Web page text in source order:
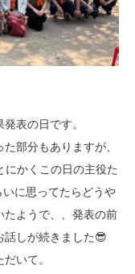
表の日です。
部分もありますが、
かくこの日の主役た
に思ってたらどうや
たようで、、発表の前
話しが続きました😎
いて。